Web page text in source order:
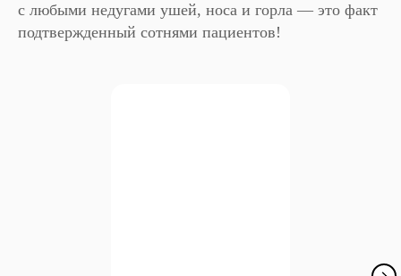
с любыми недугами ушей, носа и горла — это факт
подтвержденный сотнями пациентов!